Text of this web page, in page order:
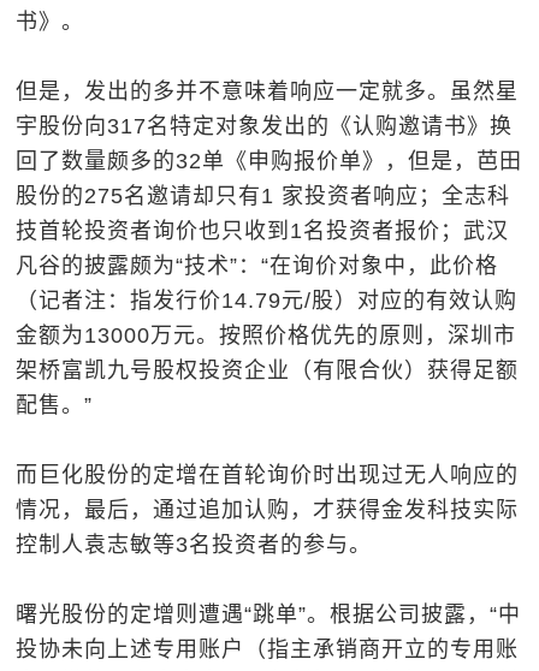
书》。
但是，发出的多并不意味着响应一定就多。虽然星
宇股份向317名特定对象发出的《认购邀请书》换
回了数量颇多的32单《申购报价单》，但是，芭田
股份的275名邀请却只有1 家投资者响应；全志科
技首轮投资者询价也只收到1名投资者报价；武汉
凡谷的披露颇为“技术”：“在询价对象中，此价格
（记者注：指发行价14.79元/股）对应的有效认购
金额为13000万元。按照价格优先的原则，深圳市
架桥富凯九号股权投资企业（有限合伙）获得足额
配售。”
而巨化股份的定增在首轮询价时出现过无人响应的
情况，最后，通过追加认购，才获得金发科技实际
控制人袁志敏等3名投资者的参与。
曙光股份的定增则遭遇“跳单”。根据公司披露，“中
投协未向上述专用账户（指主承销商开立的专用账